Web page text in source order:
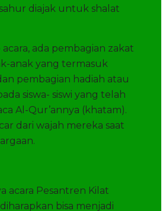
diajak untuk shalat
ada pembagian zakat
anak yang termasuk
pembagian hadiah atau
siswa- siswi yang telah
Al-Qur’annya (khatam).
dari wajah mereka saat
acara Pesantren Kilat
bisa menjadi